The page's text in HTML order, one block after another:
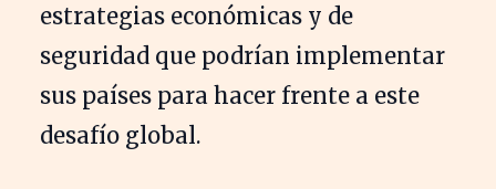
estrategias económicas y de
seguridad que podrían implementar
sus países para hacer frente a este
desafío global.